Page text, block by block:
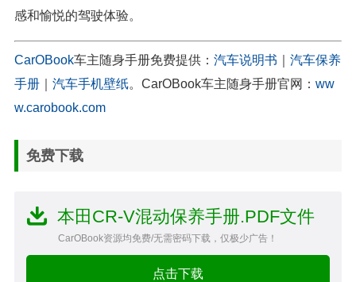
感和愉悦的驾驶体验。
CarOBook车主随身手册免费提供： 汽车说明书
汽车保养
手册
汽车手机壁纸。CarOBook车主随身手册官网： ww
w.carobook.com
免费下载
本田CR-V混动保养手册.PDF文件
CarOBook资源均免费/无需密码下载，仅极少广告！
点击下载